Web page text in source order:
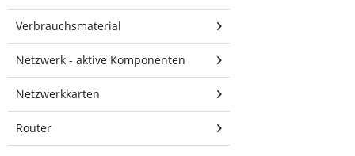
Verbrauchsmaterial
Netzwerk - aktive Komponenten
Netzwerkkarten
Router